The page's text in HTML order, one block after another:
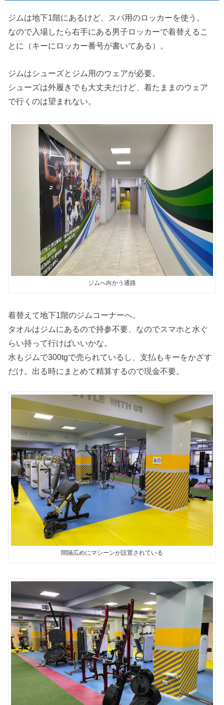
ジムは地下1階にあるけど、スパ用のロッカーを使う。
なので入場したら右手にある男子ロッカーで着替えるこ
とに（キーにロッカー番号が書いてある）。
ジムはシューズとジム用のウェアが必要。
シューズは外履きでも大丈夫だけど、着たままのウェア
で行くのは望まれない。
ジムへ向かう通路
着替えて地下1階のジムコーナーへ。
タオルはジムにあるので持参不要、なのでスマホと水ぐ
らい持って行けばいいかな。
水もジムで300tgで売られているし、支払もキーをかざす
だけ。出る時にまとめて精算するので現金不要。
間隔広めにマシーンが設置されている